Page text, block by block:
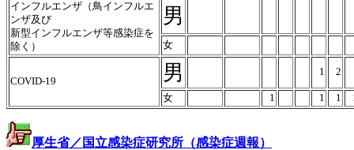
インフルエンザ（鳥インフルエ
ンザ及び
新型インフルエンザ等感染症を
除く）
男
女
COVID-19 男 1 2
女 1 1 1
厚生省／国立感染症研究所（感染症週報）